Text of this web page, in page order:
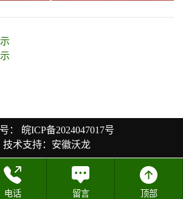
：
皖ICP备2024047017号
技术支持：安徽沃龙
电话 留言 顶部